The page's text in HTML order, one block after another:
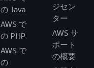
の Java
AWS で
の PHP
AWS で
の
ジセン
ター
AWS サ
ポート
の概要